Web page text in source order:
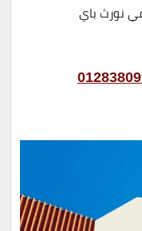
نورث باي